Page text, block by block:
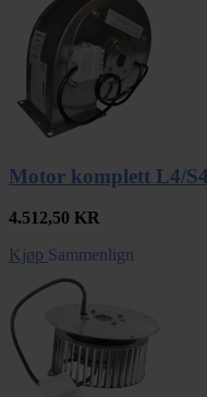
Motor komplett L4/
4.512,50 KR
Kjøp Sammenlign